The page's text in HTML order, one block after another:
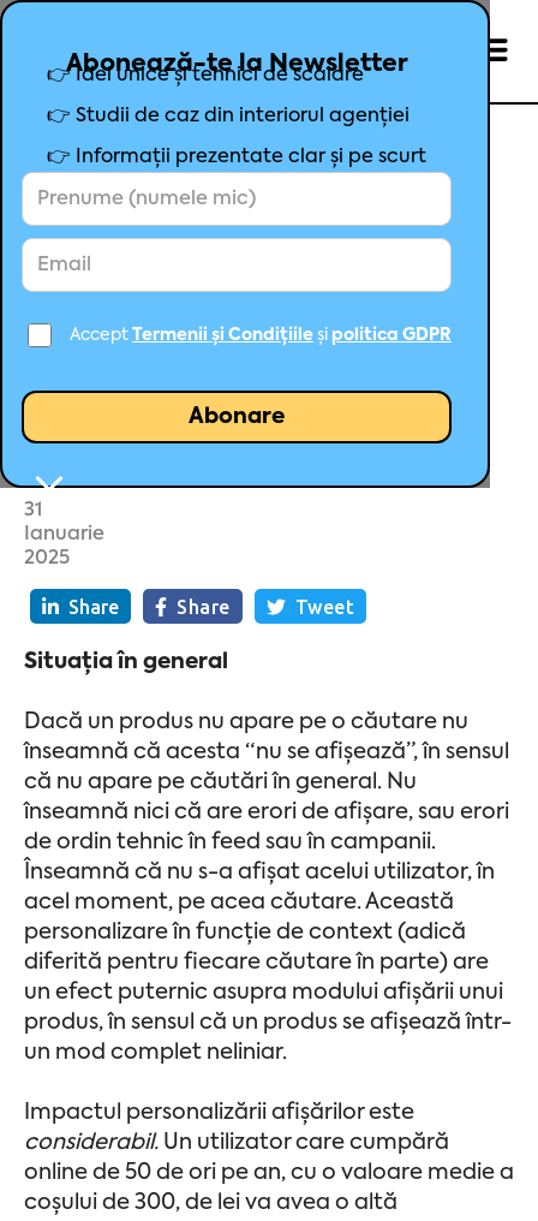
Abonează-te la Newsletter
👉 Idei unice și tehnici de scalare
👉 Studii de caz din interiorul agenției
👉 Informații prezentate clar și pe scurt
Accept Termenii și Condițiile și politica GDPR
De ce căutarea de produse
este o metodă ineficientă de
verificare a afișării lor
Fondator Maximize
31
Ianuarie
2025
Share Share Tweet
Situația în general
Dacă un produs nu apare pe o căutare nu
înseamnă că acesta “nu se afișează”, în sensul
că nu apare pe căutări în general. Nu
înseamnă nici că are erori de afișare, sau erori
de ordin tehnic în feed sau în campanii.
Înseamnă că nu s-a afișat acelui utilizator, în
acel moment, pe acea căutare. Această
personalizare în funcție de context (adică
diferită pentru fiecare căutare în parte) are
un efect puternic asupra modului afișării unui
produs, în sensul că un produs se afișează într-
un mod complet neliniar.
Impactul personalizării afișărilor este
considerabil. Un utilizator care cumpără
online de 50 de ori pe an, cu o valoare medie a
coșului de 300, de lei va avea o altă